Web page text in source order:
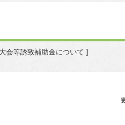
会等誘致補助金について ]